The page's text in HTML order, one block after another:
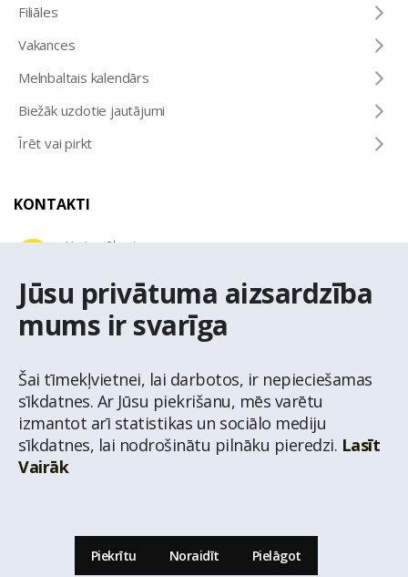
Jūsu privātuma aizsardzība
mums ir svarīga
Šai tīmekļvietnei, lai darbotos, ir nepieciešamas
sīkdatnes. Ar Jūsu piekrišanu, mēs varētu
izmantot arī statistikas un sociālo mediju
sīkdatnes, lai nodrošinātu pilnāku pieredzi. Lasīt
Vairāk
Piekrītu Noraidīt Pielāgot
© Nekustamo īpašumu aģentūra Latio.
Filiāles
Vakances
Melnbaltais kalendārs
Biežāk uzdotie jautājumi
Īrēt vai pirkt
KONTAKTI
Uzziņu tālrunis
E-pasta adrese
latio@latio.lv